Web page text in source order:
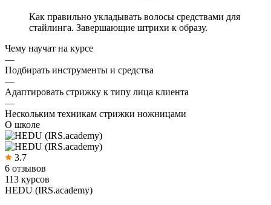
Как правильно укладывать волосы средствами для
стайлинга. Завершающие штрихи к образу.
Чему научат на курсе
—
Подбирать инструменты и средства
—
Адаптировать стрижку к типу лица клиента
—
Нескольким техникам стрижки ножницами
О школе
3.7
6 отзывов
113 курсов
HEDU (IRS.academy)